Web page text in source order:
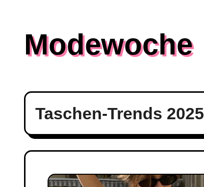
Modewoche
Taschen-Trends 2025